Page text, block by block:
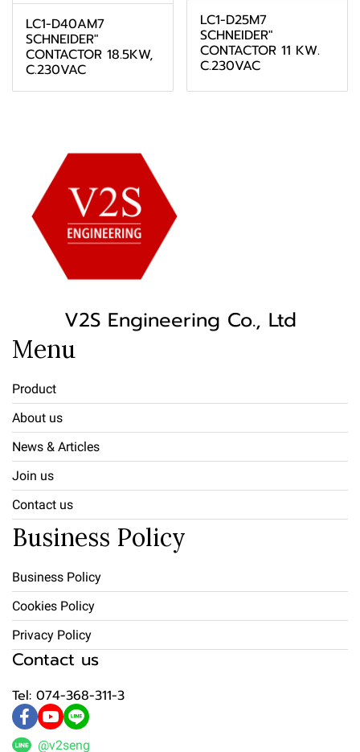
LC1-D40AM7
SCHNEIDER"
CONTACTOR 18.5KW,
C.230VAC
LC1-D25M7
SCHNEIDER"
CONTACTOR 11 KW.
C.230VAC
V2S Engineering Co., Ltd
Menu
Product
About us
News & Articles
Join us
Contact us
Business Policy
Business Policy
Cookies Policy
Privacy Policy
Contact us
Tel: 074-368-311-3
@v2seng